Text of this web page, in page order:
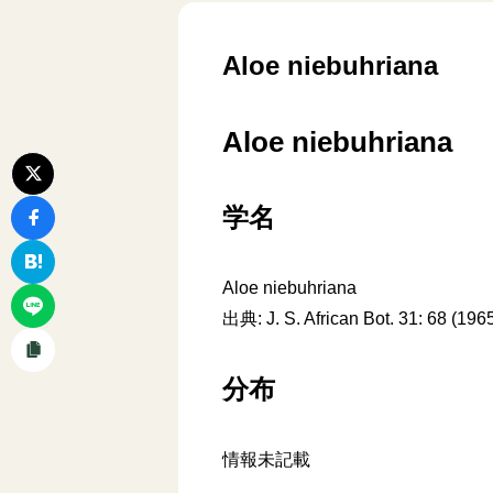
Aloe niebuhriana
Aloe niebuhriana
学名
Aloe niebuhriana
出典: J. S. African Bot. 31: 68
分布
情報未記載